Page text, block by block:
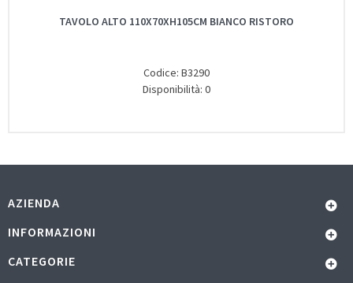
TAVOLO ALTO 110X70XH105CM BIANCO RISTORO
Codice: B3290
Disponibilità: 0
AZIENDA
INFORMAZIONI
CATEGORIE